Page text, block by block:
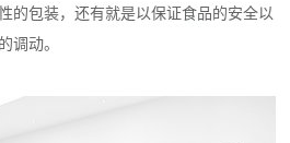
的包装，还有就是以保证食品的安全以
调动。